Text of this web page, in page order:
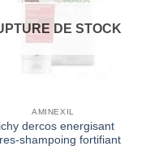
DE STOCK
AMINEXIL
dercos energisant
shampoing fortifiant